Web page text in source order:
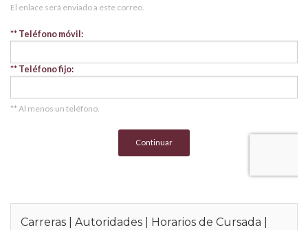
Carreras |Autoridades Horarios de Cursada